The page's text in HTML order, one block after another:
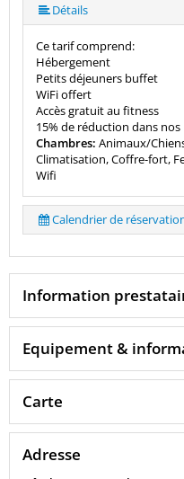
Détails
Ce tarif comprend:
Hébergement
Petits déjeuners buffet
WiFi offert
Accès gratuit au fitness
15% de réduction dans
Chambres: Animaux/
Climatisation, Coffre-fort,
Wifi
Calendrier de
Information
Equipement &
Carte
Adresse